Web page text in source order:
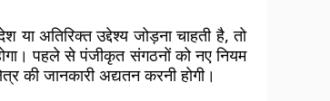
या अतिरिक्त उद्देश्य जोड़ना चाहती है, तो
पहले से पंजीकृत संगठनों को नए नियम
की जानकारी अद्यतन करनी होगी।